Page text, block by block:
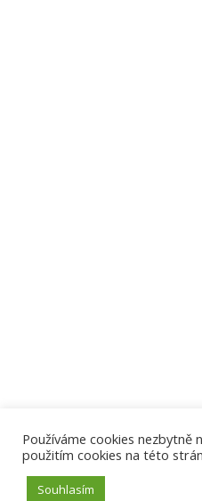
Používáme cookies nezbytně
použitím cookies na této
Souhlasím